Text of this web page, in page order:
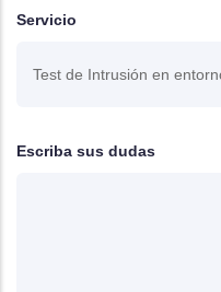
Servicio
Escriba sus dudas